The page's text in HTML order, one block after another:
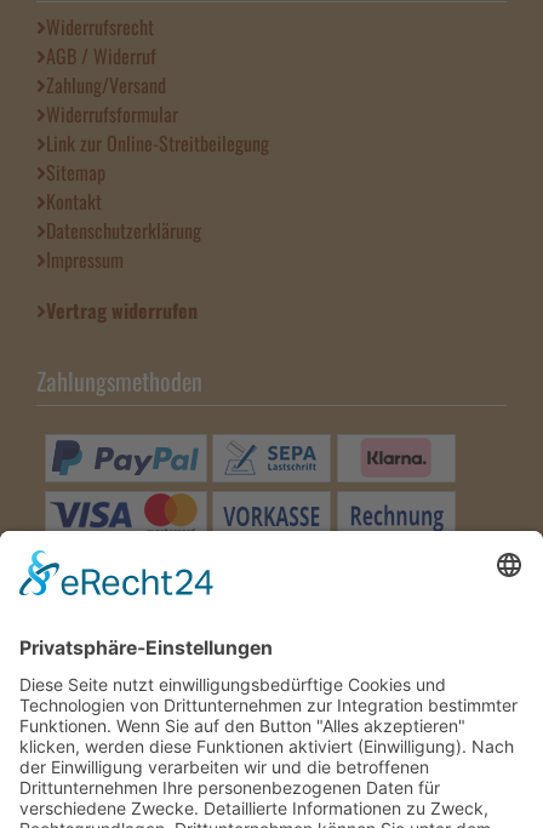
Widerrufsrecht
AGB / Widerruf
Zahlung/Versand
Widerrufsformular
Link zur Online-Streitbeilegung
Sitemap
Kontakt
Datenschutzerklärung
Impressum
Vertrag widerrufen
Zahlungsmethoden
Besuchen Sie uns
Wir benötigen Ihre
Zustimmung, um den Google
Maps-Service zu laden!
Wir verwenden einen Service eines
Drittanbieters, um Karteninhalte